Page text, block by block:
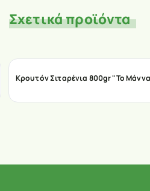
Σχετικά προϊόντα
Κρουτόν Σιταρένια 800gr "Το